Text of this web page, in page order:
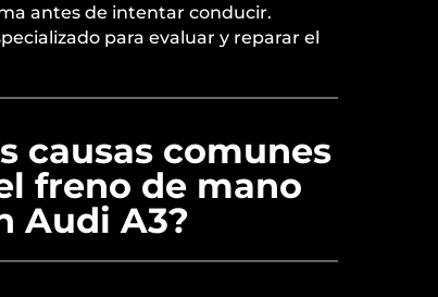
antes de intentar conducir.
para evaluar y reparar el
causas comunes
freno de mano
Audi A3?